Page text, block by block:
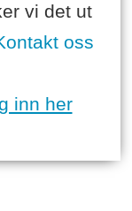
vi det ut
oss
inn her